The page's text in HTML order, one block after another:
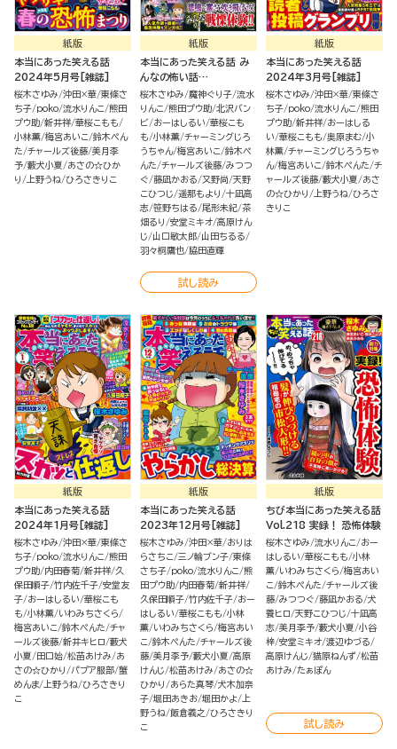
紙版
本当にあった笑える話
2024年5月号[雑誌]
桜木さゆみ 沖田×華 東條さ
ち子 poko 流水りんこ 熊田
プウ助 新井祥 華桜こもも
小林薫 梅宮あいこ 鈴木ぺん
た チャールズ後藤 美月李
予 藪犬小夏
あさの☆ひか
り
上野うね ひろさきりこ
紙版
本当にあった笑える話 み
んなの怖い話
2023→2024冬
桜木さゆみ 魔神ぐり子 流水
りんこ 熊田プウ助 北沢バン
ビ おーはしるい 華桜こも
も 小林薫 チャーミングじろ
うちゃん 梅宮あいこ 鈴木ぺ
んた チャールズ後藤 みつつ
ぐ 藤凪かおる 又野尚 天野
こひつじ 遥那もより
十凪高
志 笹野ちはる 尾形未紀 茶
畑るり
安堂ミキオ 高原けん
じ
山口敏太郎 山田ちるる
羽々桐鷹也 脇田直輝
試し読み
紙版
本当にあった笑える話
2024年3月号[雑誌]
桜木さゆみ 沖田×華 東條さ
ち子 poko 流水りんこ 熊田
プウ助 新井祥 おーはしる
い 華桜こもも 奥原まむ 小
林薫 チャーミングじろうちゃ
ん 梅宮あいこ 鈴木ぺんた チ
ャールズ後藤 藪犬小夏
あさ
の☆ひかり
上野うね ひろさ
きりこ
紙版
本当にあった笑える話
2024年1月号[雑誌]
桜木さゆみ 沖田×華 東條さ
ち子 poko 流水りんこ 熊田
プウ助 内田春菊 新井祥 久
保田順子 竹内佐千子 安堂友
子 おーはしるい 華桜こも
も 小林薫 いわみちさくら
梅宮あいこ 鈴木ぺんた チャ
ールズ後藤 新井キヒロ 藪犬
小夏
田口始 松苗あけみ
あ
さの☆ひかり
パプア服部 蟹
めんま
上野うね ひろさきり
こ
紙版
本当にあった笑える話
2023年12月号[雑誌]
桜木さゆみ 沖田×華 おりは
らさちこ 三ノ輪ブン子 東條
さち子 poko 流水りんこ 熊
田プウ助 内田春菊 新井祥
久保田順子 竹内佐千子 おー
はしるい 華桜こもも 小林
薫 いわみちさくら 梅宮あい
こ 鈴木ぺんた チャールズ後
藤 美月李予 藪犬小夏 高原
けんじ 松苗あけみ
あさの☆
ひかり
あらた真琴 犬木加奈
子 堀田あきお 堀田かよ
上
野うね 飯倉義之 ひろさきり
こ
紙版
ちび本当にあった笑える話
Vol.218 実録！ 恐怖体験
桜木さゆみ 流水りんこ
おー
はしるい 華桜こもも 小林
薫 いわみちさくら 梅宮あい
こ 鈴木ぺんた チャールズ後
藤 みつつぐ 藤凪かおる 犬
養ヒロ 天野こひつじ 十凪高
志 美月李予 藪犬小夏 小谷
梓 安堂ミキオ 渡辺ゆづる
高原けんじ 猫原ねんず 松苗
あけみ たぁぽん
試し読み